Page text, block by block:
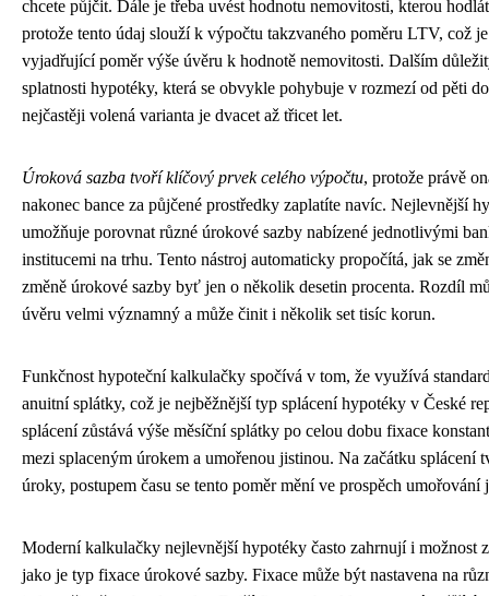
chcete půjčit. Dále je třeba uvést hodnotu nemovitosti, kterou
protože tento údaj slouží k výpočtu takzvaného poměru LTV, což
vyjadřující poměr výše úvěru k hodnotě nemovitosti. Dalším
splatnosti hypotéky, která se obvykle pohybuje v rozmezí od pěti
nejčastěji volená varianta je dvacet až třicet let.
Úroková sazba tvoří klíčový prvek celého výpočtu, protože právě
nakonec bance za půjčené prostředky zaplatíte navíc. Nejlevnější
umožňuje porovnat různé úrokové sazby nabízené jednotlivými
institucemi na trhu. Tento nástroj automaticky propočítá, jak se
změně úrokové sazby byť jen o několik desetin procenta. Rozdíl
úvěru velmi významný a může činit i několik set tisíc korun.
Funkčnost hypoteční kalkulačky spočívá v tom, že využívá
anuitní splátky, což je nejběžnější typ splácení hypotéky v České
splácení zůstává výše měsíční splátky po celou dobu fixace
mezi splaceným úrokem a umořenou jistinou. Na začátku splácení
úroky, postupem času se tento poměr mění ve prospěch umořování
Moderní kalkulačky nejlevnější hypotéky často zahrnují i možnost
jako je typ fixace úrokové sazby. Fixace může být nastavena na